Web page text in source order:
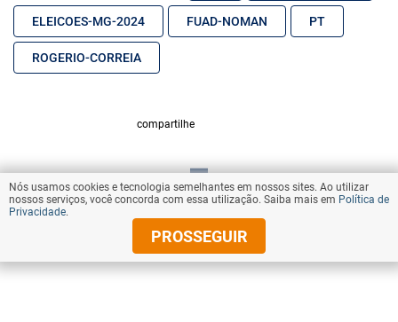
ELEICOES-MG-2024 FUAD-NOMAN PT
ROGERIO-CORREIA
compartilhe
VOLTAR AO TOPO
© Copyright 2025 Diários Associados
Nós usamos cookies e tecnologia semelhantes em nossos sites. Ao utilizar
nossos serviços, você concorda com essa utilização. Saiba mais em Política de
Privacidade.
PROSSEGUIR